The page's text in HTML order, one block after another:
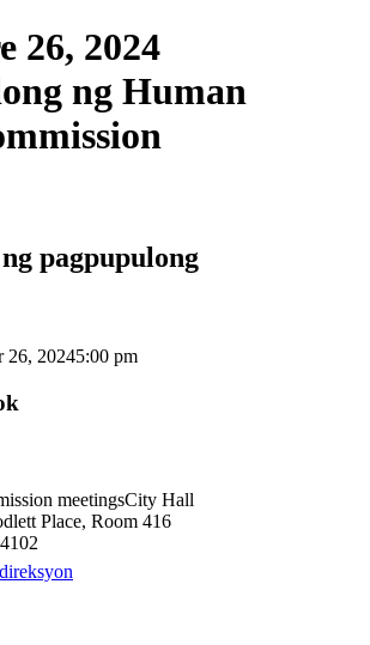
26, 2024
ng Human
pagpupulong
26, 20245:00 pm
meetingsCity Hall
Place, Room 416